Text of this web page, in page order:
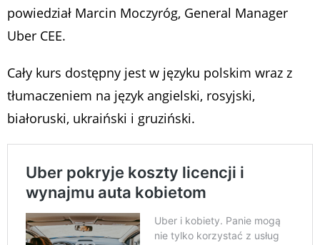
powiedział Marcin Moczyróg, General Manager
Uber CEE.
Cały kurs dostępny jest w języku polskim wraz z
tłumaczeniem na język angielski, rosyjski,
białoruski, ukraiński i gruziński.